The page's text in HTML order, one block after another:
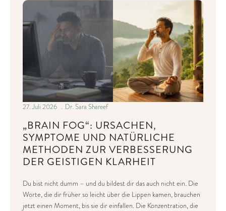
„BRAIN FOG“: URSACHEN,
SYMPTOME UND NATÜRLICHE
METHODEN ZUR VERBESSERUNG
DER GEISTIGEN KLARHEIT
27. Juli 2026 Dr. Sara Shareef
Du bist nicht dumm – und du bildest dir das auch nicht ein. Die
Worte, die dir früher so leicht über die Lippen kamen, brauchen
jetzt einen Moment, bis sie dir einfallen. Die Konzentration, die